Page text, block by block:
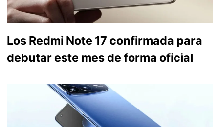
Los Redmi Note 17 confirmada para
debutar este mes de forma oficial